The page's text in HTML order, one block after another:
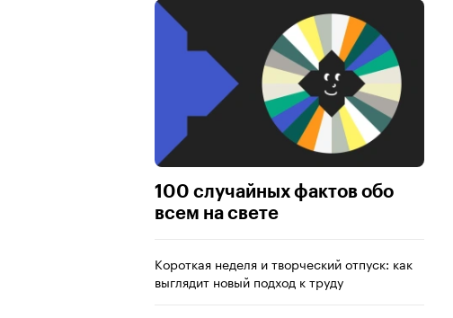
100 случайных фактов обо
всем на свете
Короткая неделя и творческий отпуск: как
выглядит новый подход к труду